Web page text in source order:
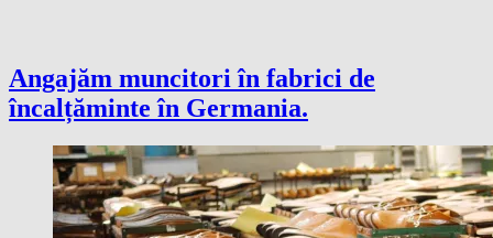
Angajăm muncitori în fabrici de
încalțăminte în Germania.